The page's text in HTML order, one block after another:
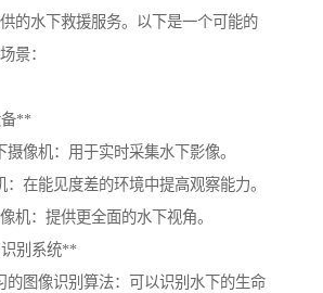
的水下救援服务。以下是一个可能的
景：
**
像机：用于实时采集水下影像。
在能见度差的环境中提高观察能力。
机：提供更全面的水下视角。
别系统**
图像识别算法：可以识别水下的生命